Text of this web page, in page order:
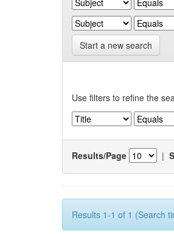
Start a new search
Use filters to refine the
Results/Page |
Results 1-1 of 1 (Search